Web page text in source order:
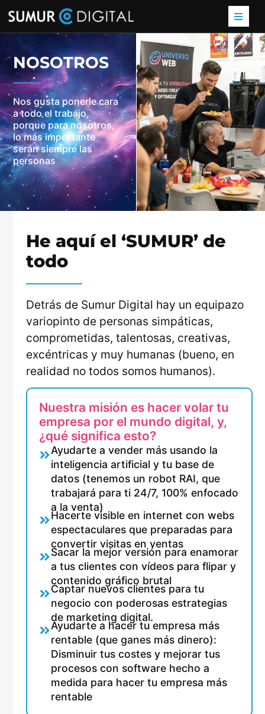
NOSOTROS
Nos gusta ponerle cara
a todo el trabajo,
porque para nosotros,
lo más importante
serán siempre las
personas
He aquí el ‘SUMUR’ de
todo
Detrás de Sumur Digital hay un equipazo
variopinto de personas simpáticas,
comprometidas, talentosas, creativas,
excéntricas y muy humanas (bueno, en
realidad no todos somos humanos).
Nuestra misión es hacer volar tu
empresa por el mundo digital, y,
¿qué significa esto?
Ayudarte a vender más usando la
inteligencia artificial y tu base de
datos (tenemos un robot RAI, que
trabajará para ti 24/7, 100% enfocado
a la venta)
Hacerte visible en internet con webs
espectaculares que preparadas para
convertir visitas en ventas
Sacar la mejor versión para enamorar
a tus clientes con vídeos para flipar y
contenido gráfico brutal
Captar nuevos clientes para tu
negocio con poderosas estrategias
de marketing digital.
Ayudarte a hacer tu empresa más
rentable (que ganes más dinero):
Disminuir tus costes y mejorar tus
procesos con software hecho a
medida para hacer tu empresa más
rentable